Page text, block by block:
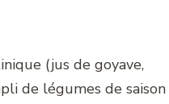
(jus de goyave,
de légumes de saison